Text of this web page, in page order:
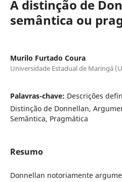
A distinção de
semântica ou
Murilo Furtado Coura
Universidade Estadual de Maringá
Palavras-chave: Descrições
Distinção de Donnellan,
Semântica, Pragmática
Resumo
Donnellan notoriamente